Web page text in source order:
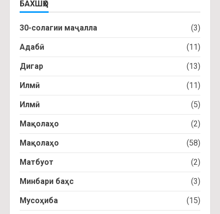
БАХШҲО
30-солагии маҷалла (3)
Адабӣ (11)
Дигар (13)
Илмӣ (11)
Илмӣ (5)
Мақолаҳо (2)
Мақолаҳо (58)
Матбуот (2)
Минбари баҳс (3)
Мусоҳиба (15)